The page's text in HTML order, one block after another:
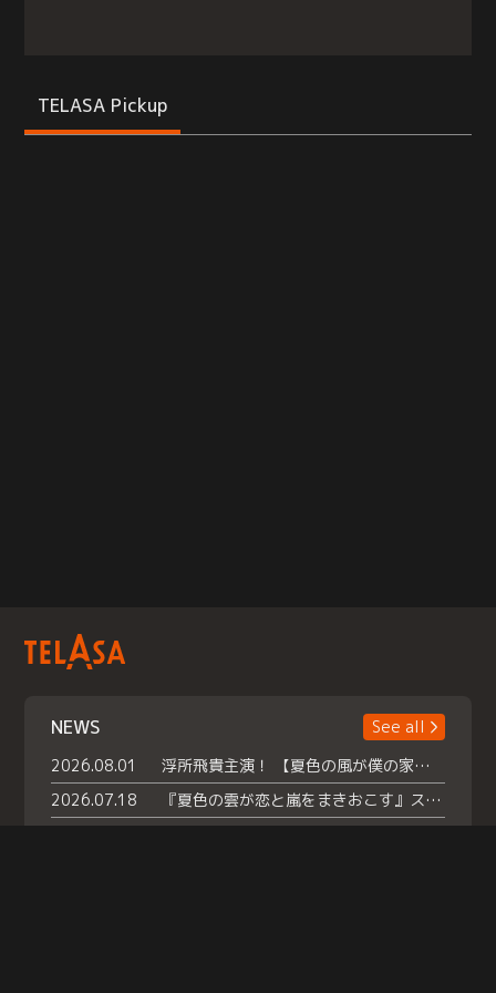
TELASA Pickup
NEWS
See all
2026.08.01
浮所飛貴主演！ 【夏色の風が僕の家にやってきた】 本日よりテラサで独占配信スタート！
2026.07.18
『夏色の雲が恋と嵐をまきおこす』スペシャルメイキング 【Part1】2026年７月18日（土）23時30分～配信スタート！話題のシーンの裏側を大公開！豪華キャスト大集合！ 『武宮家 真夏の家族会議』開催！